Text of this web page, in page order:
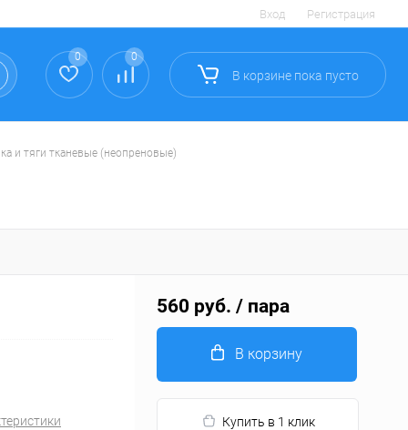
Вход Регистрация
0 0
В корзине пока пусто
и тяги тканевые (неопреновые)
560 руб. / пара
В корзину
Купить в 1 клик